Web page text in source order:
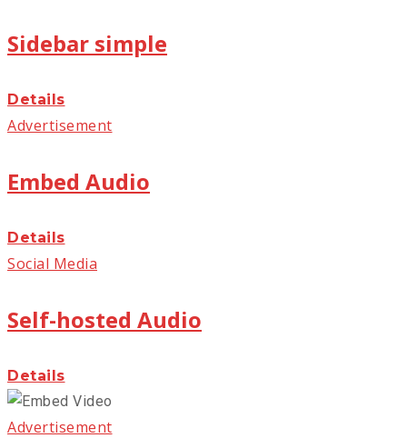
Sidebar simple
Details
Advertisement
Embed Audio
Details
Social Media
Self-hosted Audio
Details
Advertisement